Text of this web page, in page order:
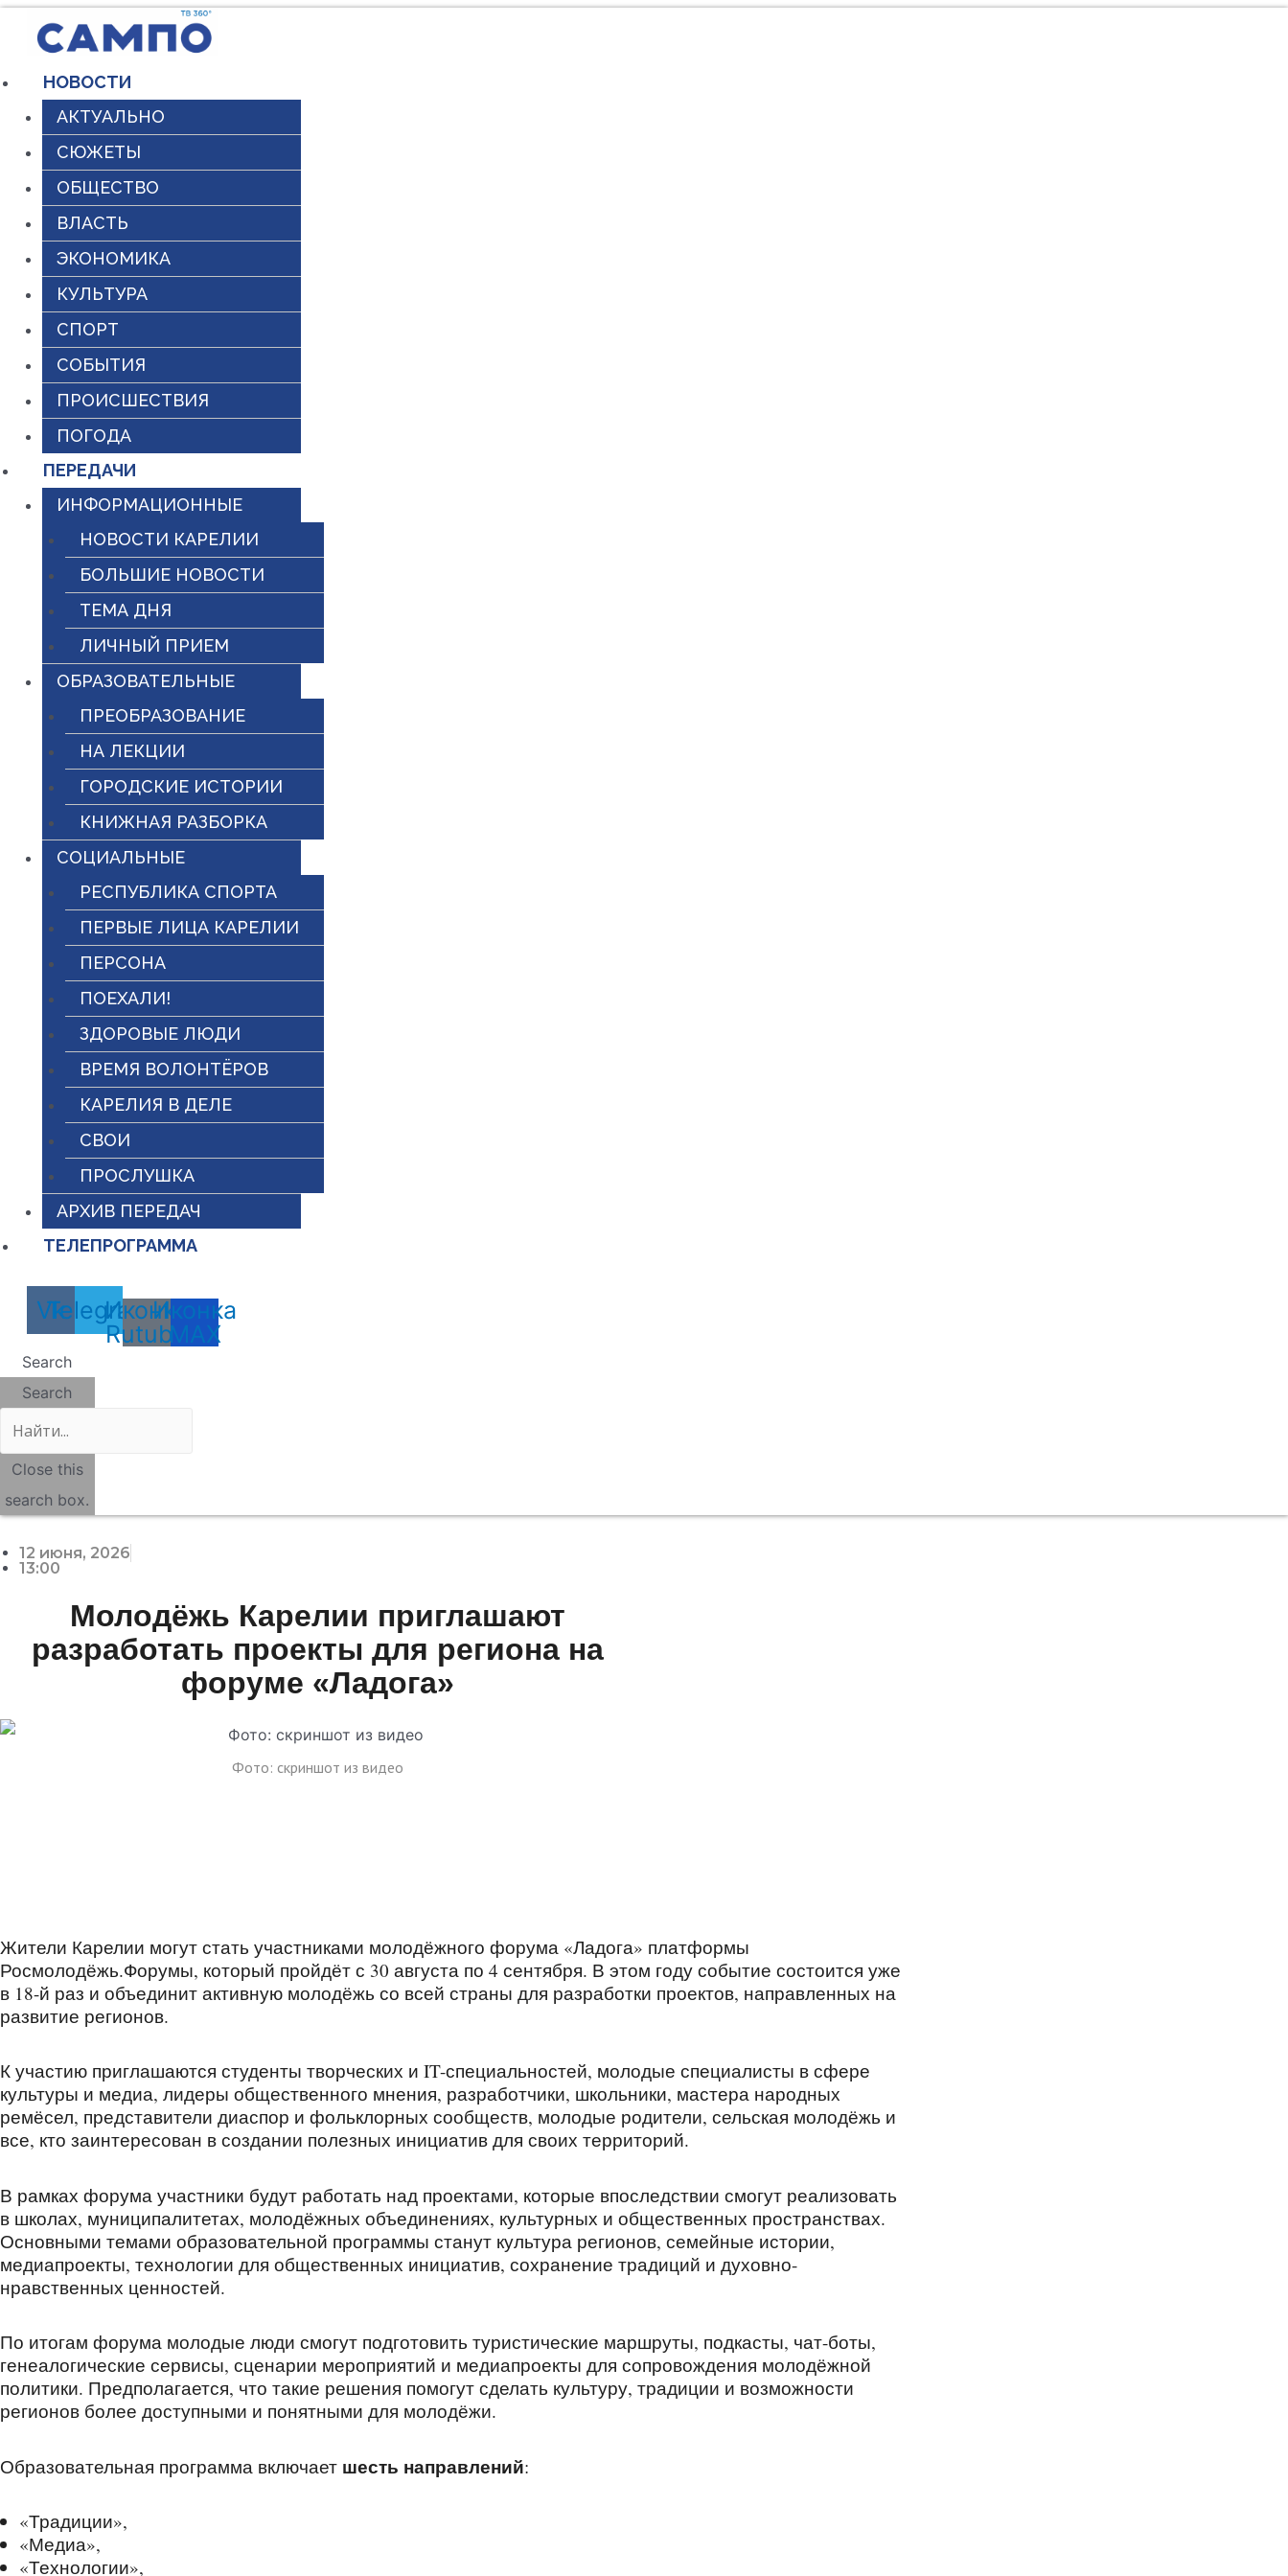
Перейти
содержимому
НОВОСТИ
АКТУАЛЬНО
СЮЖЕТЫ
ОБЩЕСТВО
ВЛАСТЬ
ЭКОНОМИКА
КУЛЬТУРА
СПОРТ
СОБЫТИЯ
ПРОИСШЕСТВИЯ
ПОГОДА
ПЕРЕДАЧИ
ИНФОРМАЦИОННЫЕ
НОВОСТИ КАРЕЛИИ
БОЛЬШИЕ НОВОСТИ
ТЕМА ДНЯ
ЛИЧНЫЙ ПРИЕМ
ОБРАЗОВАТЕЛЬНЫЕ
ПРЕОБРАЗОВАНИЕ
НА ЛЕКЦИИ
ГОРОДСКИЕ ИСТОРИИ
КНИЖНАЯ РАЗБОРКА
СОЦИАЛЬНЫЕ
РЕСПУБЛИКА СПОРТА
ПЕРВЫЕ ЛИЦА КАРЕЛИИ
ПЕРСОНА
ПОЕХАЛИ!
ЗДОРОВЫЕ ЛЮДИ
ВРЕМЯ ВОЛОНТЁРОВ
КАРЕЛИЯ В ДЕЛЕ
СВОИ
ПРОСЛУШКА
АРХИВ ПЕРЕДАЧ
ТЕЛЕПРОГРАММА
Vk
Telegram
Иконка
Rutube
Иконка
MAX
Search
Search
Close this
search box.
12 июня, 2026
13:00
Молодёжь Карелии приглашают
разработать проекты для региона на
форуме «Ладога»
Фото: скриншот из видео
Жители Карелии могут стать участниками молодёжного форума «Ладога» платформы
Росмолодёжь.Форумы, который пройдёт с 30 августа по 4 сентября. В этом году событие состоится уже
в 18-й раз и объединит активную молодёжь со всей страны для разработки проектов, направленных на
развитие регионов.
К участию приглашаются студенты творческих и IT-специальностей, молодые специалисты в сфере
культуры и медиа, лидеры общественного мнения, разработчики, школьники, мастера народных
ремёсел, представители диаспор и фольклорных сообществ, молодые родители, сельская молодёжь и
все, кто заинтересован в создании полезных инициатив для своих территорий.
В рамках форума участники будут работать над проектами, которые впоследствии смогут реализовать
в школах, муниципалитетах, молодёжных объединениях, культурных и общественных пространствах.
Основными темами образовательной программы станут культура регионов, семейные истории,
медиапроекты, технологии для общественных инициатив, сохранение традиций и духовно-
нравственных ценностей.
По итогам форума молодые люди смогут подготовить туристические маршруты, подкасты, чат-боты,
генеалогические сервисы, сценарии мероприятий и медиапроекты для сопровождения молодёжной
политики. Предполагается, что такие решения помогут сделать культуру, традиции и возможности
регионов более доступными и понятными для молодёжи.
Образовательная программа включает шесть направлений:
«Традиции»,
«Медиа»,
«Технологии»,